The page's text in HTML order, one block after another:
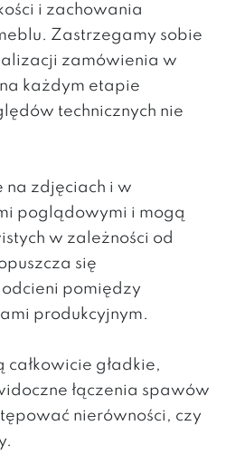
i zachowania
Zastrzegamy sobie
zamówienia w
każdym etapie
technicznych nie
na zdjęciach i w
poglądowymi i mogą
w zależności od
się
pomiędzy
produkcyjnym.
gładkie,
łączenia spawów
nierówności, czy